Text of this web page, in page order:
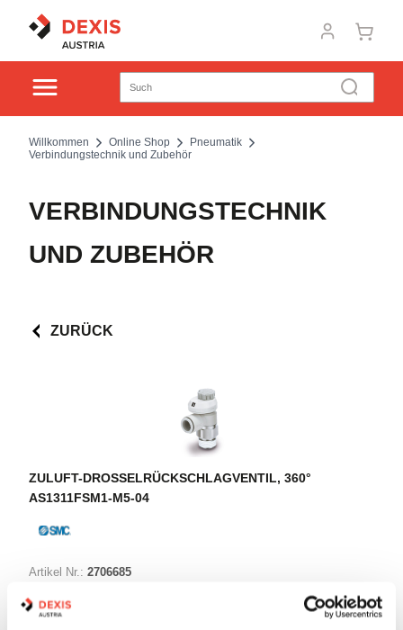
Willkommen Online Shop
Pneumatik
Verbindungstechnik und Zubehör
VERBINDUNGSTECHNIK
UND ZUBEHÖR
ZURÜCK
ZULUFT-DROSSELRÜCKSCHLAGVENTIL, 360°
AS1311FSM1-M5-04
Artikel Nr.: 2706685
Marke:
Herst.: